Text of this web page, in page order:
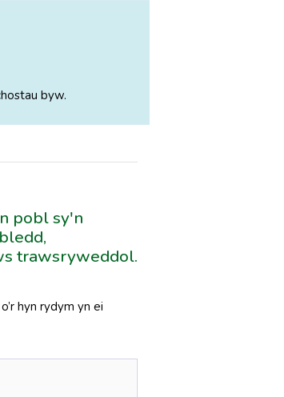
byw.
pobl sy'n
trawsryweddol.
hyn rydym yn ei